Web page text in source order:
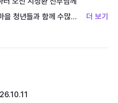
을 청년들과 함께 수많은
와 치즈산업 발전을 위
제이다.